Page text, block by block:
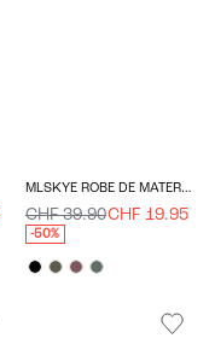
MLSKYE ROBE DE MATERNITÉ
CHF 39.90CHF 19.95
-50%